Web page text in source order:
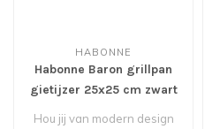
HABONNE
Habonne Baron grillpan
gietijzer 25x25 cm zwart
Hou jij van modern design